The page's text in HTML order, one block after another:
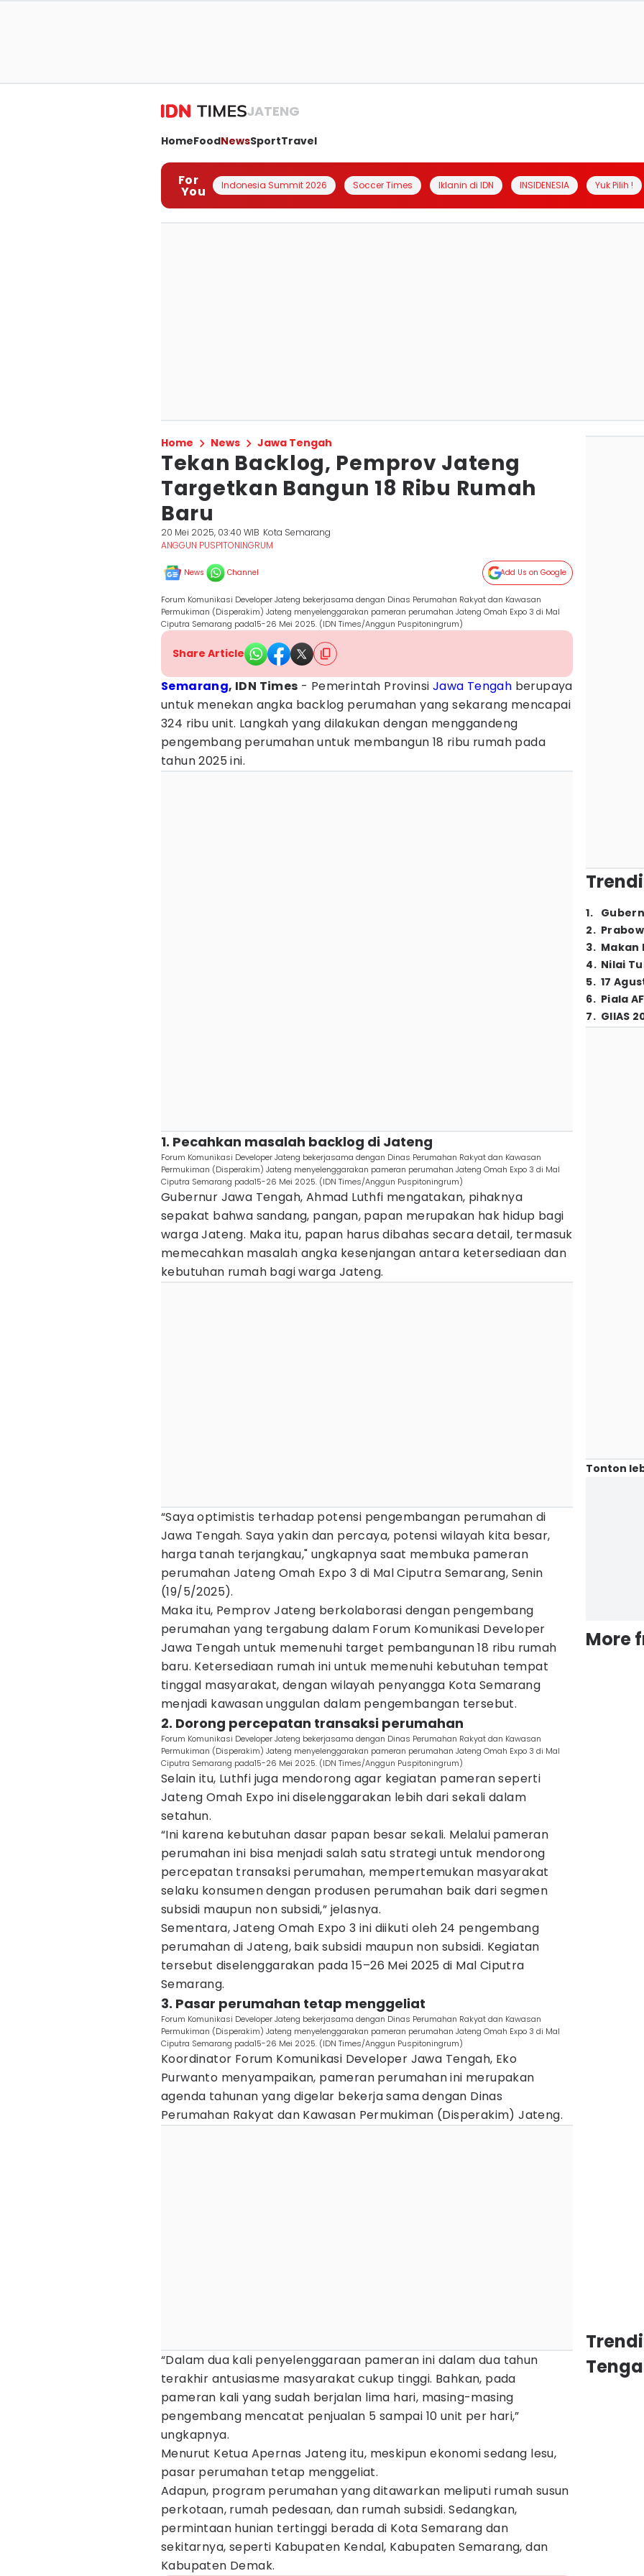
JATENG
HomeFoodNewsSportTravel
For
You Indonesia Summit 2026 Soccer Times Iklanin di IDN INSIDENESIA Yuk Pilih !
Home News Jawa Tengah
Tekan Backlog, Pemprov Jateng
Targetkan Bangun 18 Ribu Rumah
Baru
20 Mei 2025, 03:40 WIB Kota Semarang
ANGGUN PUSPITONINGRUM
News Channel Add Us on Google
Forum Komunikasi Developer Jateng bekerjasama dengan Dinas Perumahan Rakyat dan Kawasan
Permukiman (Disperakim) Jateng menyelenggarakan pameran perumahan Jateng Omah Expo 3 di Mal
Ciputra Semarang pada15-26 Mei 2025. (IDN Times/Anggun Puspitoningrum)
Share Article
Semarang, IDN Times - Pemerintah Provinsi Jawa Tengah berupaya
untuk menekan angka backlog perumahan yang sekarang mencapai
324 ribu unit. Langkah yang dilakukan dengan menggandeng
pengembang perumahan untuk membangun 18 ribu rumah pada
tahun 2025 ini.
1. Pecahkan masalah backlog di Jateng
Forum Komunikasi Developer Jateng bekerjasama dengan Dinas Perumahan Rakyat dan Kawasan
Permukiman (Disperakim) Jateng menyelenggarakan pameran perumahan Jateng Omah Expo 3 di Mal
Ciputra Semarang pada15-26 Mei 2025. (IDN Times/Anggun Puspitoningrum)
Gubernur Jawa Tengah, Ahmad Luthfi mengatakan, pihaknya
sepakat bahwa sandang, pangan, papan merupakan hak hidup bagi
warga Jateng. Maka itu, papan harus dibahas secara detail, termasuk
memecahkan masalah angka kesenjangan antara ketersediaan dan
kebutuhan rumah bagi warga Jateng.
“Saya optimistis terhadap potensi pengembangan perumahan di
Jawa Tengah. Saya yakin dan percaya, potensi wilayah kita besar,
harga tanah terjangkau," ungkapnya saat membuka pameran
perumahan Jateng Omah Expo 3 di Mal Ciputra Semarang, Senin
(19/5/2025).
Maka itu, Pemprov Jateng berkolaborasi dengan pengembang
perumahan yang tergabung dalam Forum Komunikasi Developer
Jawa Tengah untuk memenuhi target pembangunan 18 ribu rumah
baru. Ketersediaan rumah ini untuk memenuhi kebutuhan tempat
tinggal masyarakat, dengan wilayah penyangga Kota Semarang
menjadi kawasan unggulan dalam pengembangan tersebut.
2. Dorong percepatan transaksi perumahan
Forum Komunikasi Developer Jateng bekerjasama dengan Dinas Perumahan Rakyat dan Kawasan
Permukiman (Disperakim) Jateng menyelenggarakan pameran perumahan Jateng Omah Expo 3 di Mal
Ciputra Semarang pada15-26 Mei 2025. (IDN Times/Anggun Puspitoningrum)
Selain itu, Luthfi juga mendorong agar kegiatan pameran seperti
Jateng Omah Expo ini diselenggarakan lebih dari sekali dalam
setahun.
“Ini karena kebutuhan dasar papan besar sekali. Melalui pameran
perumahan ini bisa menjadi salah satu strategi untuk mendorong
percepatan transaksi perumahan, mempertemukan masyarakat
selaku konsumen dengan produsen perumahan baik dari segmen
subsidi maupun non subsidi,” jelasnya.
Sementara, Jateng Omah Expo 3 ini diikuti oleh 24 pengembang
perumahan di Jateng, baik subsidi maupun non subsidi. Kegiatan
tersebut diselenggarakan pada 15–26 Mei 2025 di Mal Ciputra
Semarang.
3. Pasar perumahan tetap menggeliat
Forum Komunikasi Developer Jateng bekerjasama dengan Dinas Perumahan Rakyat dan Kawasan
Permukiman (Disperakim) Jateng menyelenggarakan pameran perumahan Jateng Omah Expo 3 di Mal
Ciputra Semarang pada15-26 Mei 2025. (IDN Times/Anggun Puspitoningrum)
Koordinator Forum Komunikasi Developer Jawa Tengah, Eko
Purwanto menyampaikan, pameran perumahan ini merupakan
agenda tahunan yang digelar bekerja sama dengan Dinas
Perumahan Rakyat dan Kawasan Permukiman (Disperakim) Jateng.
“Dalam dua kali penyelenggaraan pameran ini dalam dua tahun
terakhir antusiasme masyarakat cukup tinggi. Bahkan, pada
pameran kali yang sudah berjalan lima hari, masing-masing
pengembang mencatat penjualan 5 sampai 10 unit per hari,”
ungkapnya.
Menurut Ketua Apernas Jateng itu, meskipun ekonomi sedang lesu,
pasar perumahan tetap menggeliat.
Adapun, program perumahan yang ditawarkan meliputi rumah susun
perkotaan, rumah pedesaan, dan rumah subsidi. Sedangkan,
permintaan hunian tertinggi berada di Kota Semarang dan
sekitarnya, seperti Kabupaten Kendal, Kabupaten Semarang, dan
Kabupaten Demak.
1.
2.
3. Makan
4. Nilai
5. 17
6. Piala
7. GIIAS
Tonton
More